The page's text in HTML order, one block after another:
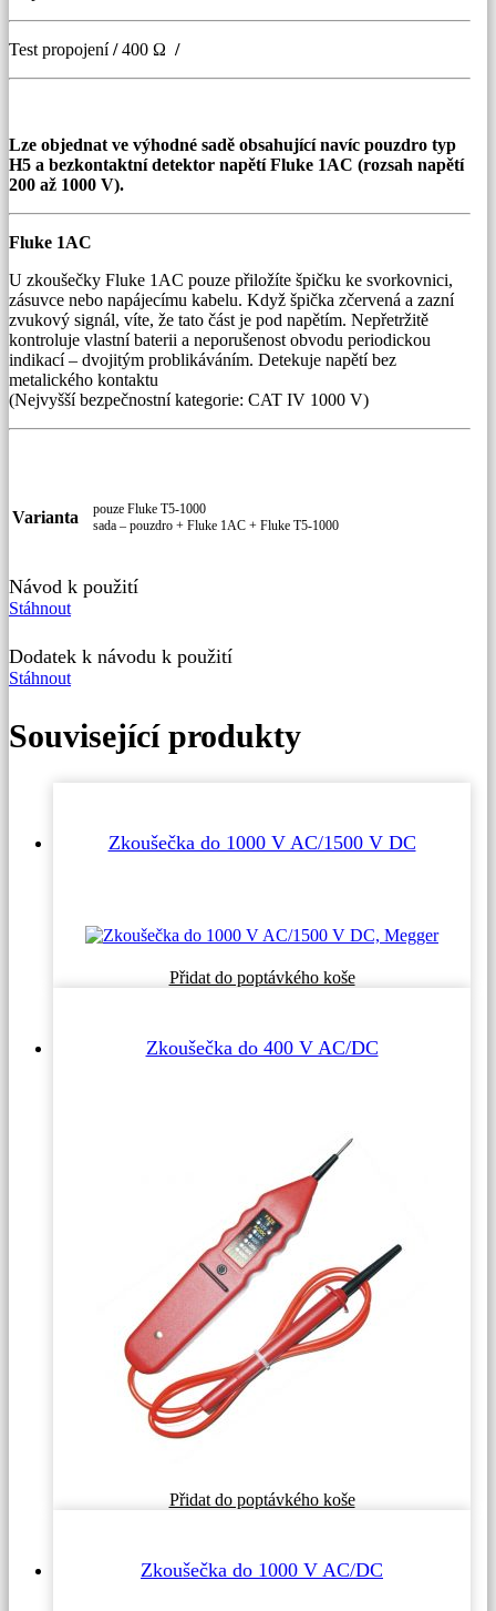
Test propojení/400 Ω /
Lze objednat ve výhodné sadě obsahující navíc pouzdro typ
H5 a bezkontaktní detektor napětí Fluke 1AC (rozsah napětí
200 až 1000 V).
Fluke 1AC
U zkoušečky Fluke 1AC pouze přiložíte špičku ke svorkovnici,
zásuvce nebo napájecímu kabelu. Když špička zčervená a zazní
zvukový signál, víte, že tato část je pod napětím. Nepřetržitě
kontroluje vlastní baterii a neporušenost obvodu periodickou
indikací – dvojitým problikáváním. Detekuje napětí bez
metalického kontaktu
(Nejvyšší bezpečnostní kategorie: CAT IV 1000 V)
Varianta
pouze Fluke T5-1000
sada – pouzdro + Fluke 1AC + Fluke T5-1000
Návod k použití
Stáhnout
Dodatek k návodu k použití
Stáhnout
Související produkty
Zkoušečka do 1000 V AC/1500 V DC
Přidat do poptávkého koše
Zkoušečka do 400 V AC/DC
Přidat do poptávkého koše
Zkoušečka do 1000 V AC/DC